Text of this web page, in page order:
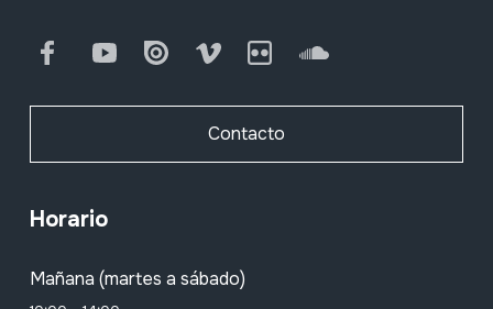
FacebookYoutube Issuu Vimeo Flickr SoundCloud
Contacto
Horario
Mañana (martes a sábado)